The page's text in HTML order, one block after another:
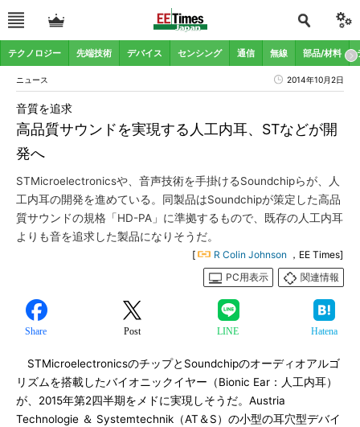
テクノロジー 先端技術 デバイス センシング 通信 無線 部品/材料
ニュース 2014年10月2日
高品質サウンドを実現する人工内耳、STなどが開
発へ
音質を追求
STMicroelectronicsや、音声技術を手掛けるSoundchipらが、人
工内耳の開発を進めている。同製品はSoundchipが策定した高品
質サウンドの規格「HD-PA」に準拠するもので、既存の人工内耳
よりも音を追求した製品になりそうだ。
[ R Colin Johnson ，EE Times]
PC用表示
関連情報
Share Post LINE Hatena
STMicroelectronicsのチップとSoundchipのオーディオアルゴ
リズムを搭載したバイオニックイヤー（Bionic Ear：人工内耳）
が、2015年第2四半期をメドに実現しそうだ。Austria
Technologie ＆ Systemtechnik（AT＆S）の小型の耳穴型デバイ